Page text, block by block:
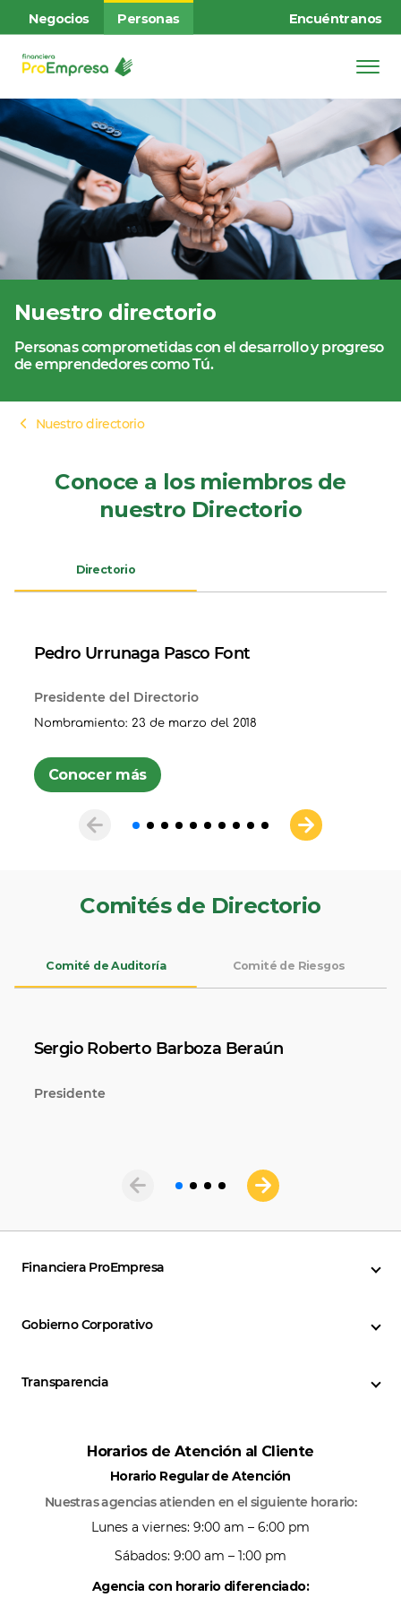
Negocios Personas Encuéntranos
Nuestro directorio
Personas comprometidas con el desarrollo y progreso
de emprendedores como Tú.
Nuestro directorio
Conoce a los miembros de
nuestro Directorio
Directorio
Pedro Urrunaga Pasco Font
Presidente del Directorio
Nombramiento: 23 de marzo del 2018
Conocer más
Comités de Directorio
Comité de Auditoría Comité de Riesgos
Sergio Roberto Barboza Beraún
Presidente
Financiera ProEmpresa
Gobierno Corporativo
Transparencia
Horarios de Atención al Cliente
Horario Regular de Atención
Nuestras agencias atienden en el siguiente horario:
Lunes a viernes: 9:00 am – 6:00 pm
Sábados: 9:00 am – 1:00 pm
Agencia con horario diferenciado: